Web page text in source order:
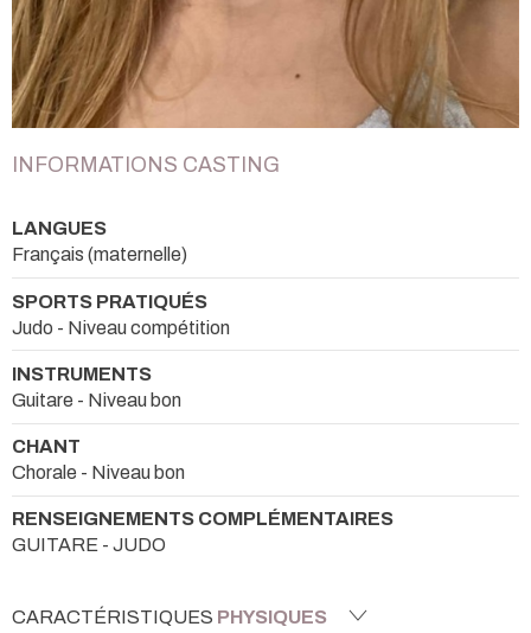
INFORMATIONS CASTING
LANGUES
Français (maternelle)
SPORTS PRATIQUÉS
Judo - Niveau compétition
INSTRUMENTS
Guitare - Niveau bon
CHANT
Chorale - Niveau bon
RENSEIGNEMENTS COMPLÉMENTAIRES
GUITARE - JUDO
CARACTÉRISTIQUES PHYSIQUES